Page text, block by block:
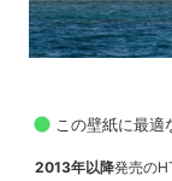
この壁紙に最適
2013年以降発売の